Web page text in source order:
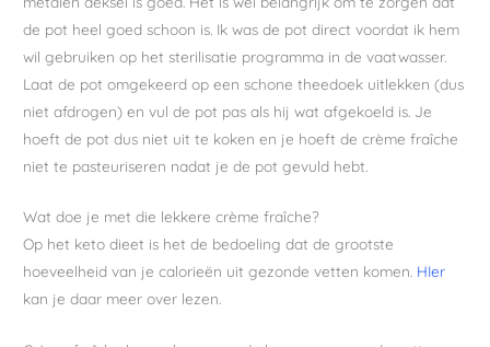
de pot heel goed schoon is. Ik was de pot direct voordat ik hem
wil gebruiken op het sterilisatie programma in de vaatwasser.
Laat de pot omgekeerd op een schone theedoek uitlekken (dus
niet afdrogen) en vul de pot pas als hij wat afgekoeld is. Je
hoeft de pot dus niet uit te koken en je hoeft de crème fraîche
niet te pasteuriseren nadat je de pot gevuld hebt.
Wat doe je met die lekkere crème fraîche?
Op het keto dieet is het de bedoeling dat de grootste
hoeveelheid van je calorieën uit gezonde vetten komen. HIer
kan je daar meer over lezen.